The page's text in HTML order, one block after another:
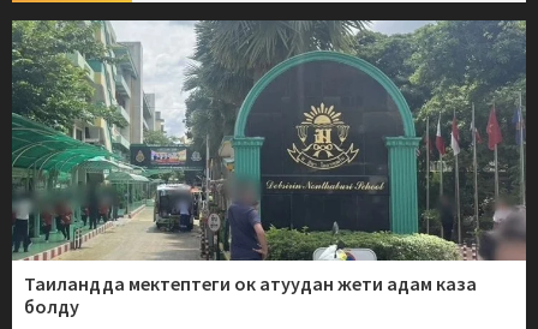
Таиландда мектептеги ок атуудан жети адам каза
болду